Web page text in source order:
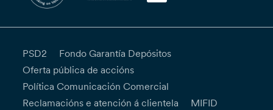
PSD2
Fondo Garantía Depósitos
Oferta pública de accións
Política Comunicación Comercial
Reclamacións e atención á clientela
MIFID